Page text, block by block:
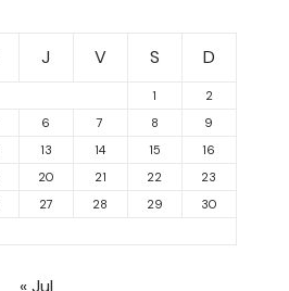
J V S D
1
2
6 7 8
9
13 14 15
16
20 21 22
23
27 28 29
30
« Jul